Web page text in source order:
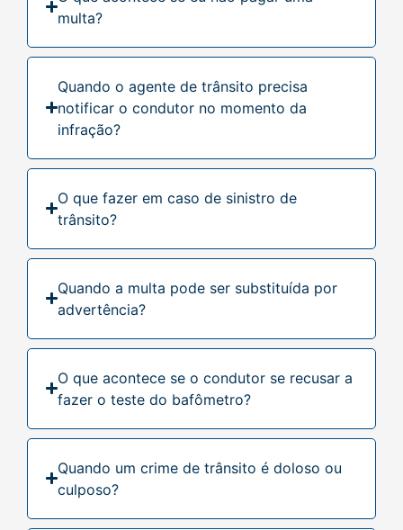
multa?
Quando o agente de trânsito precisa
notificar o condutor no momento da
infração?
O que fazer em caso de sinistro de
trânsito?
Quando a multa pode ser substituída por
advertência?
O que acontece se o condutor se recusar a
fazer o teste do bafômetro?
Quando um crime de trânsito é doloso ou
culposo?